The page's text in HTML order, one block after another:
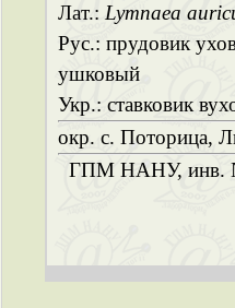
Лат.: Lymnaea
Рус.: прудовик
ушковый
Укр.: ставковик
окр. с. Поторица,
ГПМ НАНУ, инв.